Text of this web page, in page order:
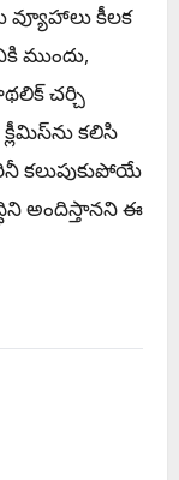
వ్యూహాలు కీలక
ముందు,
చర్చి
కలిసి
కలుపుకుపోయే
అందిస్తానని ఈ